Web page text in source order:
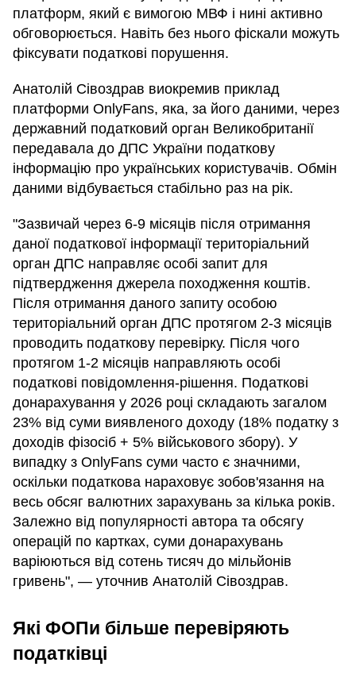
платформ, який є вимогою МВФ і нині активно
обговорюється. Навіть без нього фіскали можуть
фіксувати податкові порушення.
Анатолій Сівоздрав виокремив приклад
платформи OnlyFans, яка, за його даними, через
державний податковий орган Великобританії
передавала до ДПС України податкову
інформацію про українських користувачів. Обмін
даними відбувається стабільно раз на рік.
"Зазвичай через 6-9 місяців після отримання
даної податкової інформації територіальний
орган ДПС направляє особі запит для
підтвердження джерела походження коштів.
Після отримання даного запиту особою
територіальний орган ДПС протягом 2-3 місяців
проводить податкову перевірку. Після чого
протягом 1-2 місяців направляють особі
податкові повідомлення-рішення. Податкові
донарахування у 2026 році складають загалом
23% від суми виявленого доходу (18% податку з
доходів фізосіб + 5% військового збору). У
випадку з OnlyFans суми часто є значними,
оскільки податкова нараховує зобов'язання на
весь обсяг валютних зарахувань за кілька років.
Залежно від популярності автора та обсягу
операцій по картках, суми донарахувань
варіюються від сотень тисяч до мільйонів
гривень", — уточнив Анатолій Сівоздрав.
Які ФОПи більше перевіряють
податківці